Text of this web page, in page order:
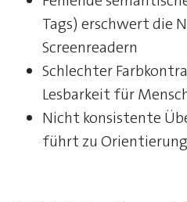
Tags) erschwert die
Screenreadern
Schlechter
Lesbarkeit für
Nicht konsistente
führt zu